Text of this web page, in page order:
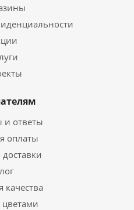
и ответы
оплаты
качества
цветами